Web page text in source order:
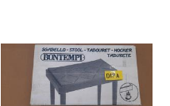
Sgabello
Bontempi